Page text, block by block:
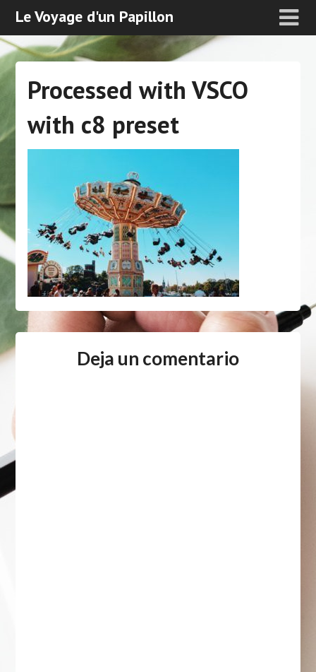
Le Voyage d'un Papillon
Processed with VSCO
with c8 preset
Deja un comentario